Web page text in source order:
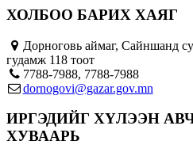
ХОЛБОО БАРИХ ХАЯГ
Дорноговь аймаг, Сайншанд
гудамж 118 тоот
7788-7988, 7788-7988
dornogovi@gazar.gov.mn
ИРГЭДИЙГ ХҮЛЭЭН
ХУВААРЬ